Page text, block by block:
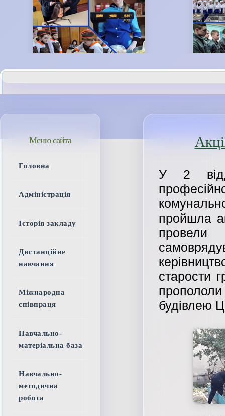
У 2
пройшла
старости
будівлею
Меню сайта
Головна
Адміністрація
Історія закладу
Дистанційне
навчання
Міжнародна
співпраця
Навчально-
матеріальна база
Навчально-
методична
робота